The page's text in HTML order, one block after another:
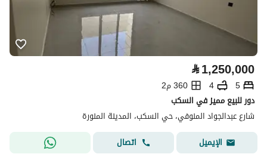
⃁1,250,000
5
4
360 م2
دور للبيع مميز في السكب
شارع عبدالجواد المنوفي، حي السكب، المدينة المنورة
الإيميل
اتصال